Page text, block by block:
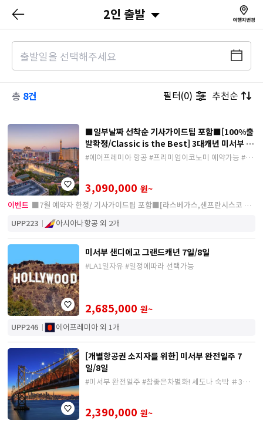
2인 출발
총 8건 추천순
필터(0)
■일부날짜 선착순 기사가이드팁 포함■[100%출
발확정/Classic is the Best] 3대캐년 미서부 10
일
#에어프레미아 항공 #프리미엄이코노미 예약가능 #아
3,090,000 원~
이벤트 ■7월 예약자 한정/ 기사가이드팁 포함■[라스베가스,샌프란시스코 2
박] 3대캐년+3대도시 미서부 10일
UPP223 아시아나항공 외 2개
미서부 샌디에고 그랜드캐년 7일/8일
#LA1일자유 #일정에따라 선택가능
2,685,000 원~
UPP246 에어프레미아 외 1개
[개별항공권 소지자를 위한] 미서부 완전일주 7
일/8일
#미서부 완전일주 #참좋은차별화! 세도나 숙박 ＃3
2,390,000 원~